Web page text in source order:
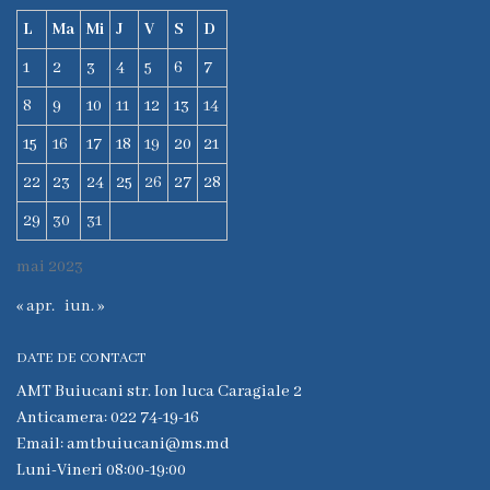
de
Sănătate
Mintală
CSPT
AMIGOS
Secția
Traumatologie
Reabilitare
Medicală
şi
Medicină
Fizică
mai 2023
L Ma Mi J V S
D
1
2 3 4 5 6
7
8
9 10 11 12 13
14
15
16 17 18 19 20
21
22
23 24 25 26 27
28
29
30 31
« apr. iun. »
DATE DE CONTACT
AMT Buiucani str. Ion luca Caragiale 2
Anticamera: 022 74-19-16
Email: amtbuiucani@ms.md
Luni-Vineri 08:00-19:00